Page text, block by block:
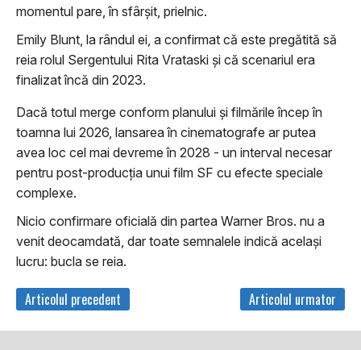
momentul pare, în sfârșit, prielnic.
Emily Blunt, la rândul ei, a confirmat că este pregătită să
reia rolul Sergentului Rita Vrataski și că scenariul era
finalizat încă din 2023.
Dacă totul merge conform planului și filmările încep în
toamna lui 2026, lansarea în cinematografe ar putea
avea loc cel mai devreme în 2028 - un interval necesar
pentru post-producția unui film SF cu efecte speciale
complexe.
Nicio confirmare oficială din partea Warner Bros. nu a
venit deocamdată, dar toate semnalele indică același
lucru: bucla se reia.
Articolul precedent Articolul urmator